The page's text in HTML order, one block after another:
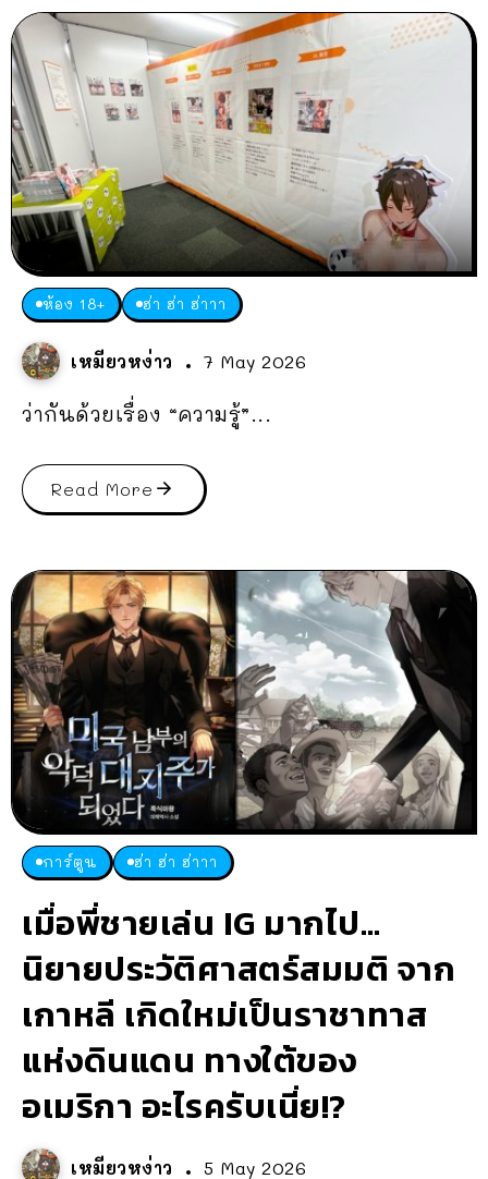
ห้อง 18+ ฮ่า ฮ่า ฮ่าาา
เหมียวหง่าว 7 May 2026
ว่ากันด้วยเรื่อง “ความรู้”...
Read More
การ์ตูน ฮ่า ฮ่า ฮ่าาา
เมื่อพี่ชายเล่น IG มากไป…
นิยายประวัติศาสตร์สมมติ จาก
เกาหลี เกิดใหม่เป็นราชาทาส
แห่งดินแดน ทางใต้ของ
อเมริกา อะไรครับเนี่ย!?
เหมียวหง่าว 5 May 2026